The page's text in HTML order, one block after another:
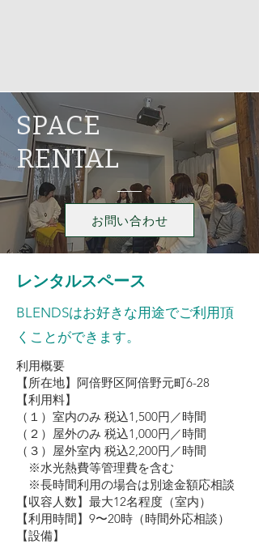
SPACE
​RENTAL
お問い合わせ
レンタルスペース
BLENDSはお好きな用途でご利用頂
くことができます。
利用概要
【所在地】阿倍野区阿倍野元町6-28
【利用料】
（１）室内のみ 税込1,500円／時間
（２）屋外のみ 税込1,000円／時間
（３）屋外室内 税込2,200円／時間
※水光熱費等管理費を含む
※長時間利用の場合は別途金額応相談
【収容人数】最大12名程度（室内）
【利用時間】9〜20時（時間外応相談）
【設備】